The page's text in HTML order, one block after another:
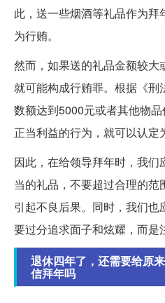
此，送一些烟酒等礼品作为
为行贿。
然而，如果送的礼品金额较大
就可能构成行贿罪。根据《刑
数额达到5000元或者其他物
正当利益的行为，就可以认定
因此，在给领导拜年时，我
当的礼品，不要超过合理的
引起不良后果。同时，我们
要过分追求面子和炫耀，而是
退休四年了，还需要给原
信拜年吗